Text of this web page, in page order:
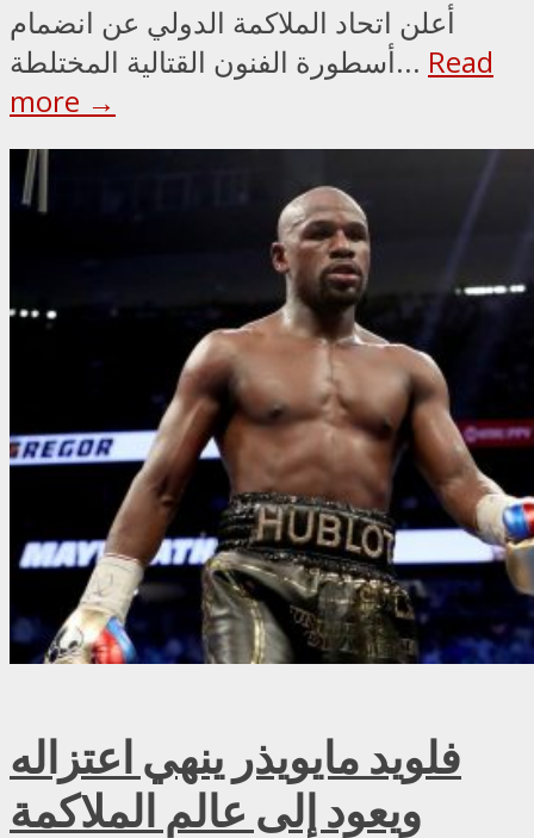
أعلن اتحاد الملاكمة الدولي عن انضمام
أسطورة الفنون القتالية المختلطة... Read
more →
فلويد مايويذر ينهي اعتزاله
ويعود إلى عالم الملاكمة